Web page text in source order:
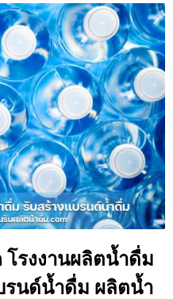
รงงานผลิตน้ำดื่ม
รนด์น้ำดื่ม ผลิตน้ำ